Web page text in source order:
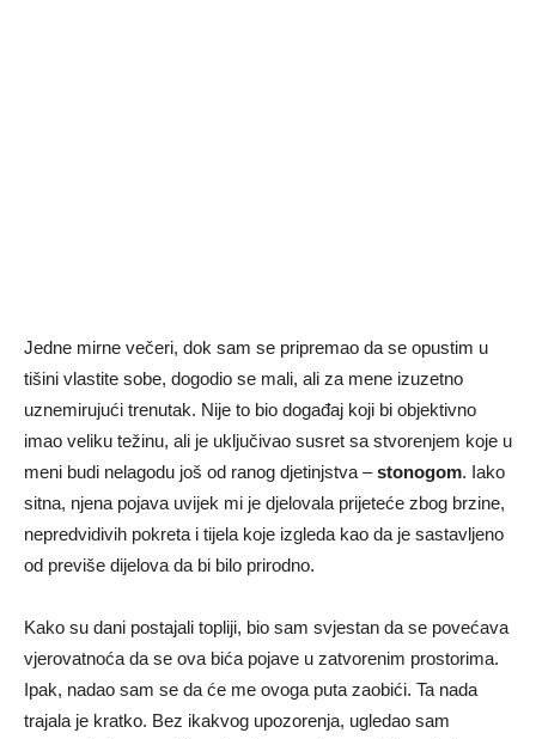
Jedne mirne večeri, dok sam se pripremao da se opustim u
tišini vlastite sobe, dogodio se mali, ali za mene izuzetno
uznemirujući trenutak. Nije to bio događaj koji bi objektivno
imao veliku težinu, ali je uključivao susret sa stvorenjem koje u
meni budi nelagodu još od ranog djetinjstva –stonogom. Iako
sitna, njena pojava uvijek mi je djelovala prijeteće zbog brzine,
nepredvidivih pokreta i tijela koje izgleda kao da je sastavljeno
od previše dijelova da bi bilo prirodno.
Kako su dani postajali topliji, bio sam svjestan da se povećava
vjerovatnoća da se ova bića pojave u zatvorenim prostorima.
Ipak, nadao sam se da će me ovoga puta zaobići. Ta nada
trajala je kratko. Bez ikakvog upozorenja, ugledao sam